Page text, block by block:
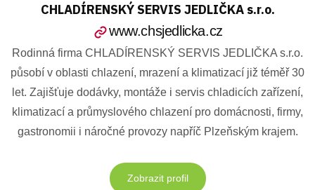
CHLADÍRENSKÝ SERVIS JEDLIČKA s.r.o.
www.chsjedlicka.cz
Rodinná firma CHLADÍRENSKÝ SERVIS JEDLIČKA s.r.o.
působí v oblasti chlazení, mrazení a klimatizací již téměř 30
let. Zajišťuje dodávky, montáže i servis chladicích zařízení,
klimatizací a průmyslového chlazení pro domácnosti, firmy,
gastronomii i náročné provozy napříč Plzeňským krajem.
Zobrazit profil